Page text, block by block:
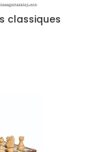
classiques